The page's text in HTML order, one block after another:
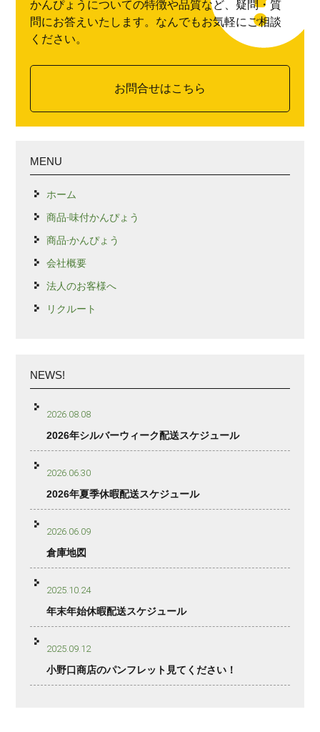
かんぴょうについての特徴や品質など、疑問・質
問にお答えいたします。なんでもお気軽にご相談
ください。
お問合せはこちら
MENU
ホーム
商品-味付かんぴょう
商品-かんぴょう
会社概要
法人のお客様へ
リクルート
NEWS!
2026.08.08
2026年シルバーウィーク配送スケジュール
2026.06.30
2026年夏季休暇配送スケジュール
2026.06.09
倉庫地図
2025.10.24
年末年始休暇配送スケジュール
2025.09.12
小野口商店のパンフレット見てください！